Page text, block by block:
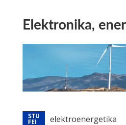
Elektronika,
elektroenergetika